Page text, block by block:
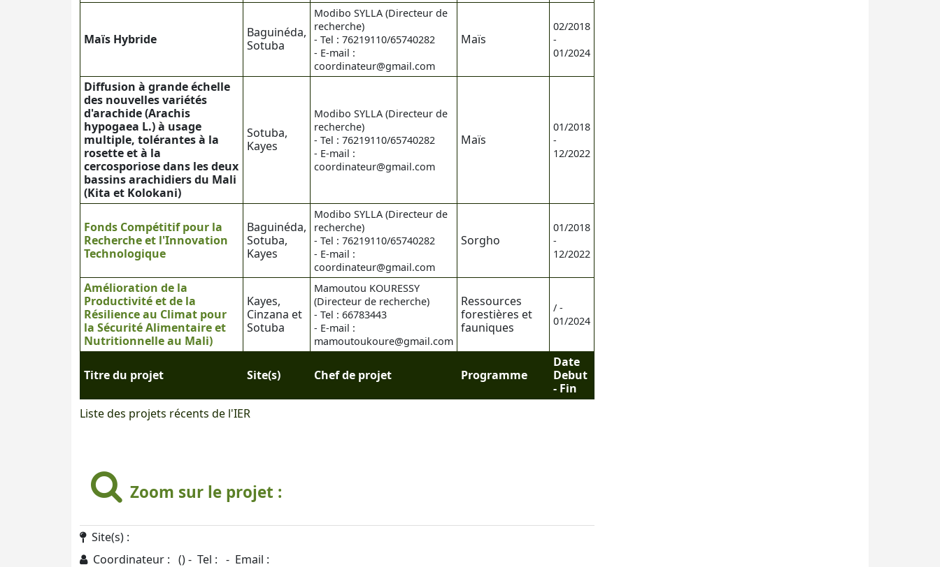
Liste des projets récents de l'IER
Titre du projet Site(s) Chef de projet Programme
Date
Debut
- Fin
Maïs Hybride
Baguinéda,
Sotuba
Modibo SYLLA (Directeur de
recherche)
- Tel : 76219110/65740282
- E-mail :
coordinateur@gmail.com
Maïs
02/2018
-
01/2024
Diffusion à grande échelle
des nouvelles variétés
d'arachide (Arachis
hypogaea L.) à usage
multiple, tolérantes à la
rosette et à la
cercosporiose dans les deux
bassins arachidiers du Mali
(Kita et Kolokani)
Sotuba,
Kayes
Modibo SYLLA (Directeur de
recherche)
- Tel : 76219110/65740282
- E-mail :
coordinateur@gmail.com
Maïs
01/2018
-
12/2022
Fonds Compétitif pour la
Recherche et l'Innovation
Technologique
Baguinéda,
Sotuba,
Kayes
Modibo SYLLA (Directeur de
recherche)
- Tel : 76219110/65740282
- E-mail :
coordinateur@gmail.com
Sorgho
01/2018
-
12/2022
Amélioration de la
Productivité et de la
Résilience au Climat pour
la Sécurité Alimentaire et
Nutritionnelle au Mali)
Kayes,
Cinzana et
Sotuba
Mamoutou KOURESSY
(Directeur de recherche)
- Tel : 66783443
- E-mail :
mamoutoukoure@gmail.com
Ressources
forestières et
fauniques
/ -
01/2024
Zoom sur le projet :
Site(s) :
Coordinateur : () - Tel : - Email :